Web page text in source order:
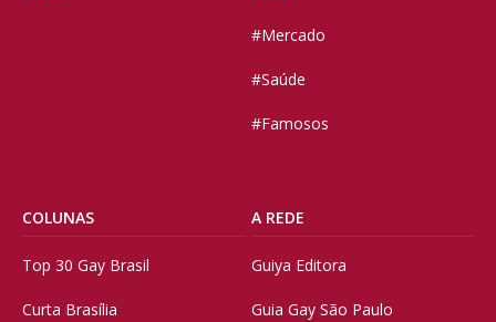
#Mercado
#Saúde
#Famosos
COLUNAS
Top 30 Gay Brasil
Curta Brasília
A REDE
Guiya Editora
Guia Gay São Paulo